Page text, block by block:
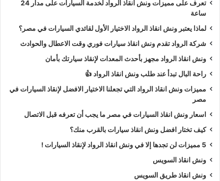
تعرف على مميزات ونش انقاذ الرواد لخدمة السيارات على مدار 24
ساعة
لماذا يعتبر ونش انقاذ الرواد الاختيار الأول لقائدي السيارات في مصر؟
شركة الرواد تقدم ونش انقاذ سيارات فوري وقت الاعطال والحوادث
ونش انقاذ الرواد مجهز بأحدث المعدات لإنقاذ سيارتك بأمان
راحة البال تبدأ عند طلب ونش انقاذ الرواد 👍
مميزات ونش انقاذ الرواد التي تجعلنا الاختيار الافضل لإنقاذ السيارات في
مصر
اسعار ونش انقاذ السيارات في مصر ما يجب أن تعرفه قبل الاتصال
كيف تختار افضل ونش انقاذ سيارات بالقرب منك؟
5 مميزات لن تجدها إلا في ونش انقاذ الرواد لإنقاذ السيارات !
ونش انقاذ السويس
ونش انقاذ طريق السويس